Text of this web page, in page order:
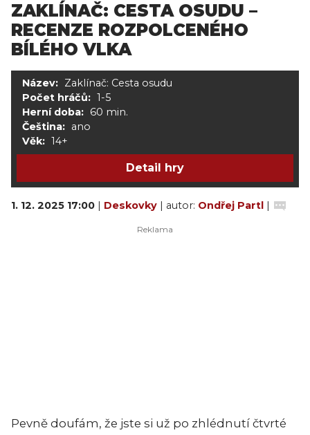
ZAKLÍNAČ: CESTA OSUDU –
RECENZE ROZPOLCENÉHO
BÍLÉHO VLKA
Název: Zaklínač: Cesta osudu
Počet hráčů: 1-5
Herní doba: 60 min.
Čeština: ano
Věk: 14+
Detail hry
1. 12. 2025 17:00 | Deskovky | autor: Ondřej Partl |
Pevně doufám, že jste si už po zhlédnutí čtvrté